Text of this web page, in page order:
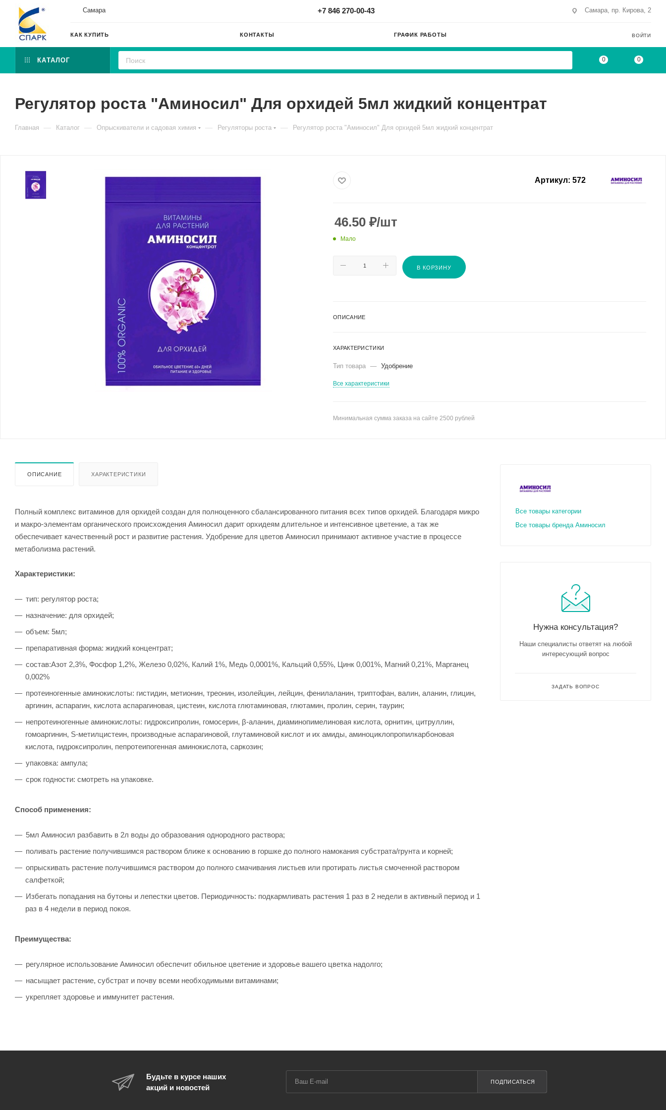
Самара +7 846 270-00-43 Самара, пр. Кирова, 2
КАК КУПИТЬ КОНТАКТЫ ГРАФИК РАБОТЫ ВОЙТИ
КАТАЛОГ 0 0
Регулятор роста "Аминосил" Для орхидей 5мл жидкий концентрат
Главная — Каталог — Опрыскиватели и садовая химия — Регуляторы роста — Регулятор роста "Аминосил" Для орхидей 5мл жидкий концентрат
Артикул: 572
46.50 ₽/шт
Мало
В КОРЗИНУ
ОПИСАНИЕ
ХАРАКТЕРИСТИКИ
Тип товара — Удобрение
Все характеристики
Минимальная сумма заказа на сайте 2500 рублей
ОПИСАНИЕ ХАРАКТЕРИСТИКИ
Полный комплекс витаминов для орхидей создан для полноценного сбалансированного питания всех типов орхидей. Благодаря микро
и макро-элементам органического происхождения Аминосил дарит орхидеям длительное и интенсивное цветение, а так же
обеспечивает качественный рост и развитие растения. Удобрение для цветов Аминосил принимают активное участие в процессе
метаболизма растений.
Характеристики:
тип: регулятор роста;
назначение: для орхидей;
объем: 5мл;
препаративная форма: жидкий концентрат;
состав:Азот 2,3%, Фосфор 1,2%, Железо 0,02%, Калий 1%, Медь 0,0001%, Кальций 0,55%, Цинк 0,001%, Магний 0,21%, Марганец
0,002%
протеиногенные аминокислоты: гистидин, метионин, треонин, изолейцин, лейцин, фенилаланин, триптофан, валин, аланин, глицин,
аргинин, аспарагин, кислота аспарагиновая, цистеин, кислота глютаминовая, глютамин, пролин, серин, таурин;
непротеиногенные аминокислоты: гидроксипролин, гомосерин, β-аланин, диаминопимелиновая кислота, орнитин, цитруллин,
гомоаргинин, S-метилцистеин, производные аспарагиновой, глутаминовой кислот и их амиды, аминоциклопропилкарбоновая
кислота, гидроксипролин, пепротеипогенная аминокислота, саркозин;
упаковка: ампула;
срок годности: смотреть на упаковке.
Способ применения:
5мл Аминосил разбавить в 2л воды до образования однородного раствора;
поливать растение получившимся раствором ближе к основанию в горшке до полного намокания субстрата/грунта и корней;
опрыскивать растение получившимся раствором до полного смачивания листьев или протирать листья смоченной раствором
салфеткой;
Избегать попадания на бутоны и лепестки цветов. Периодичность: подкармливать растения 1 раз в 2 недели в активный период и 1
раз в 4 недели в период покоя.
Преимущества:
регулярное использование Аминосил обеспечит обильное цветение и здоровье вашего цветка надолго;
насыщает растение, субстрат и почву всеми необходимыми витаминами;
укрепляет здоровье и иммунитет растения.
Все товары категории
Все товары бренда Аминосил
Нужна консультация?
Наши специалисты ответят на любой
интересующий вопрос
ЗАДАТЬ ВОПРОС
Будьте в курсе наших
акций и новостей
ПОДПИСАТЬСЯ